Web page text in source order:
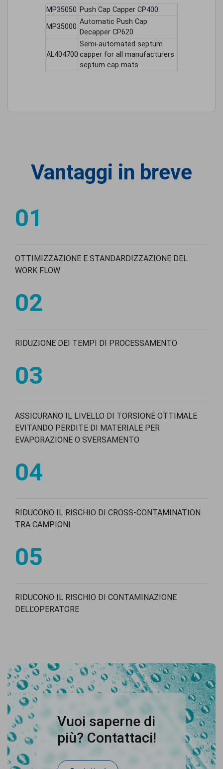
MP35050 Push Cap Capper CP400.
MP35000
Automatic Push Cap
Decapper CP620
AL404700
Semi-automated septum
capper for all manufacturers
septum cap mats
Vantaggi in breve
01
OTTIMIZZAZIONE E STANDARDIZZAZIONE DEL
WORK FLOW
02
RIDUZIONE DEI TEMPI DI PROCESSAMENTO
03
ASSICURANO IL LIVELLO DI TORSIONE OTTIMALE
EVITANDO PERDITE DI MATERIALE PER
EVAPORAZIONE O SVERSAMENTO
04
RIDUCONO IL RISCHIO DI CROSS-CONTAMINATION
TRA CAMPIONI
05
RIDUCONO IL RISCHIO DI CONTAMINAZIONE
DELL’OPERATORE
Vuoi saperne di
più? Contattaci!